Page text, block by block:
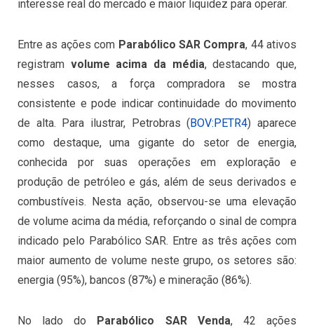
interesse real do mercado e maior liquidez para operar.
Entre as ações com Parabólico SAR Compra, 44 ativos
registram volume acima da média, destacando que,
nesses casos, a força compradora se mostra
consistente e pode indicar continuidade do movimento
de alta. Para ilustrar, Petrobras (BOV:PETR4) aparece
como destaque, uma gigante do setor de energia,
conhecida por suas operações em exploração e
produção de petróleo e gás, além de seus derivados e
combustíveis. Nesta ação, observou-se uma elevação
de volume acima da média, reforçando o sinal de compra
indicado pelo Parabólico SAR. Entre as três ações com
maior aumento de volume neste grupo, os setores são:
energia (95%), bancos (87%) e mineração (86%).
No lado do Parabólico SAR Venda, 42 ações